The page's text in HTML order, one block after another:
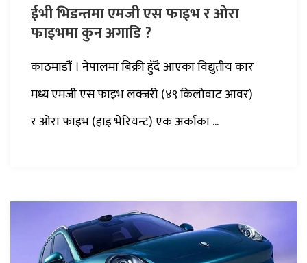
ईभी भिडन्तमा एमजी एस फाइभ र ओरा
फाइभमा कुन अगाडि ?
काठमाडौं । नेपालमा बिक्री हुँदै आएका विद्युतीय कार
मध्य एमजी एस फाइभ लक्जरी (४९ किलोवाट आवर)
र ओरा फाइभ (हाइ भेरियन्ट) एक अर्काका ...